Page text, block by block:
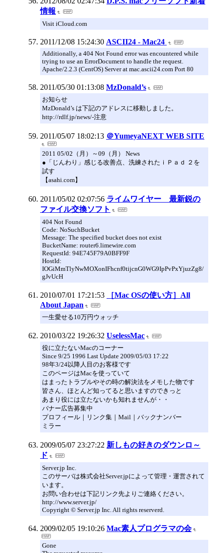
情報
Visit iCloud.com
2011/12/08 15:24:30 ASCII24 - Mac24
Additionally, a 404 Not Found error was encountered while
trying to use an ErrorDocument to handle the request.
Apache/2.2.3 (CentOS) Server at mac.ascii24.com Port 80
2011/05/30 01:13:08 MzDonald’s
お知らせ
MzDonald’s は下記のアドレスに移動しました。
http://rdlf.jp/news/-注意
2011/05/07 18:02:13 ＠YumeyaNEXT WEB SITE
2011 05/02（月）～09（月） News
●「じんわり」感じる改善点、洗練されたｉＰａｄ ２を
試す
【asahi.com】
2011/05/02 02:07:56 ライムワイヤー 最新鋭の
ファイル交換ソフト
404 Not Found
Code: NoSuchBucket
Message: The specified bucket does not exist
BucketName: router6.limewire.com
RequestId: 94E745F79A0BFF9F
HostId:
IOGiMmTlyNwMOXonIFhcnf0tijcnG0WG9IpPvPxYjuzZg8/
gJvUcH
2010/07/01 17:21:53
［Mac OSの使い方］All
About Japan
一生愛せる10万円ウォッチ
2010/03/22 19:26:32 UselessMac
役に立たないMacのコーナー
Since 9/25 1996 Last Update 2009/05/03 17:22
98年3/24以降人目のお客様です
このページはMacを使っていて
はまったトラブルやその時の解決法をメモした物です
皆さん、ほとんど知ってると思いますのできっと
あまり役には立たないかも知れませんが・・
バナー広告募集中
プロフィール｜リンク集｜Mail｜バックナンバー
ミラー
2009/05/07 23:27:22 新しもの好きのダウンロ～
ド
Server.jp Inc.
このサーバは株式会社Server.jpによって管理・運営されて
います。
お問い合わせは下記リンク先よりご連絡ください。
http://www.server.jp/
Copyright © Server.jp Inc. All rights reserverd.
2009/02/05 19:10:26 Mac素人プログラマの会
Gone